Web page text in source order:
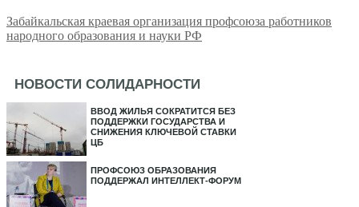
Забайкальская краевая организация профсоюза работников
народного образования и науки РФ
НОВОСТИ СОЛИДАРНОСТИ
ВВОД ЖИЛЬЯ СОКРАТИТСЯ БЕЗ
ПОДДЕРЖКИ ГОСУДАРСТВА И
СНИЖЕНИЯ КЛЮЧЕВОЙ СТАВКИ
ЦБ
ПРОФСОЮЗ ОБРАЗОВАНИЯ
ПОДДЕРЖАЛ ИНТЕЛЛЕКТ-ФОРУМ